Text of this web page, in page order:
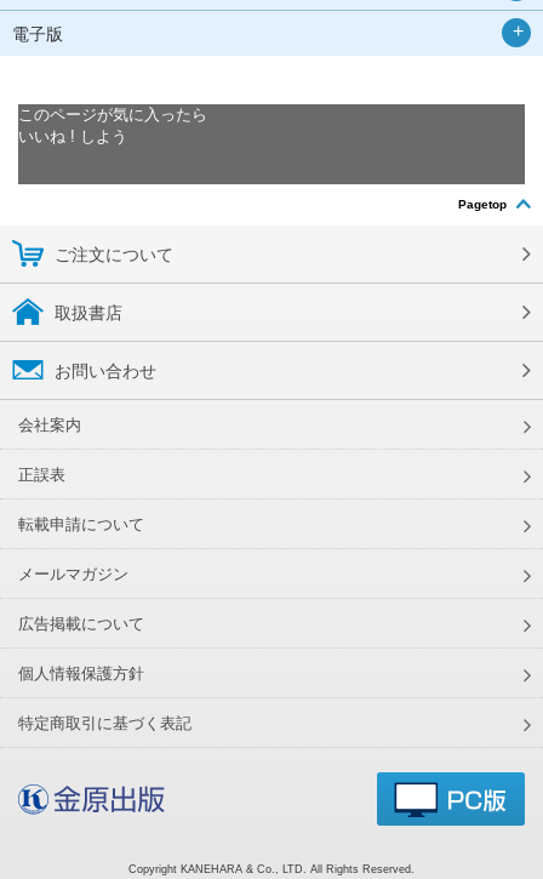
電子版
このページが気に入ったら
いいね ! しよう
Pagetop
ご注文について
取扱書店
お問い合わせ
会社案内
正誤表
転載申請について
メールマガジン
広告掲載について
個人情報保護方針
特定商取引に基づく表記
Copyright KANEHARA & Co., LTD. All Rights Reserved.